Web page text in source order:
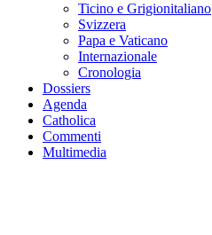
Ticino e Grigionitaliano
Svizzera
Papa e Vaticano
Internazionale
Cronologia
Dossiers
Agenda
Catholica
Commenti
Multimedia